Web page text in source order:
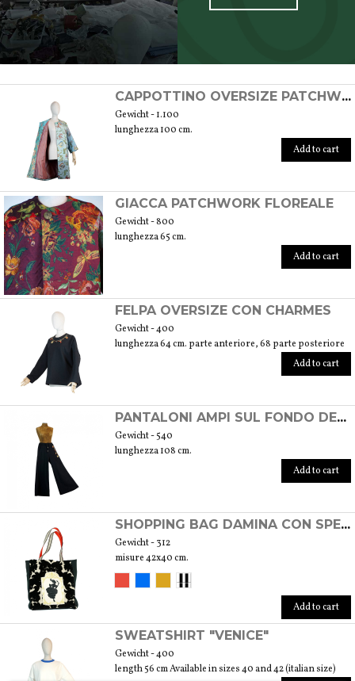
CAPPOTTINO OVERSIZE PATCHWORK FLOREALE
Gewicht - 1.100
lunghezza 100 cm.
Add to cart
GIACCA PATCHWORK FLOREALE
Gewicht - 800
lunghezza 65 cm.
Add to cart
FELPA OVERSIZE CON CHARMES
Gewicht - 400
lunghezza 64 cm. parte anteriore, 68 parte posteriore
Add to cart
PANTALONI AMPI SUL FONDO DECORO CHARMES
Gewicht - 540
lunghezza 108 cm.
Add to cart
SHOPPING BAG DAMINA CON SPECCHIO
Gewicht - 312
misure 42x40 cm.
Add to cart
SWEATSHIRT "VENICE"
Gewicht - 400
length 56 cm Available in sizes 40 and 42 (italian size)